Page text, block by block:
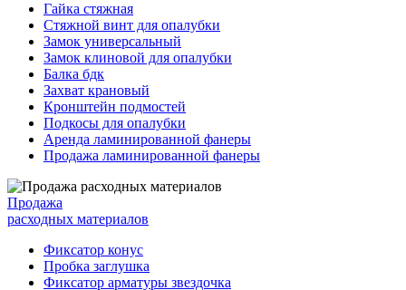
Гайка стяжная
Стяжной винт для опалубки
Замок универсальный
Замок клиновой для опалубки
Балка бдк
Захват крановый
Кронштейн подмостей
Подкосы для опалубки
Аренда ламинированной фанеры
Продажа ламинированной фанеры
Продажа
расходных материалов
Фиксатор конус
Пробка заглушка
Фиксатор арматуры звездочка